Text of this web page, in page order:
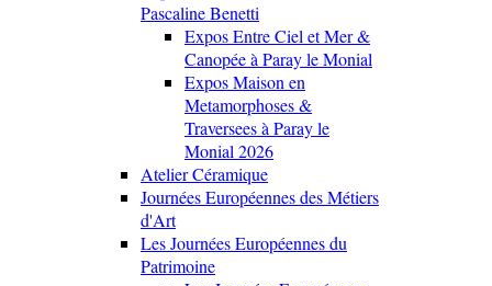
Pascaline Benetti
Expos Entre Ciel et Mer &
Canopée à Paray le Monial
Expos Maison en
Metamorphoses &
Traversees à Paray le
Monial 2026
Atelier Céramique
Journées Européennes des Métiers
d'Art
Les Journées Européennes du
Patrimoine